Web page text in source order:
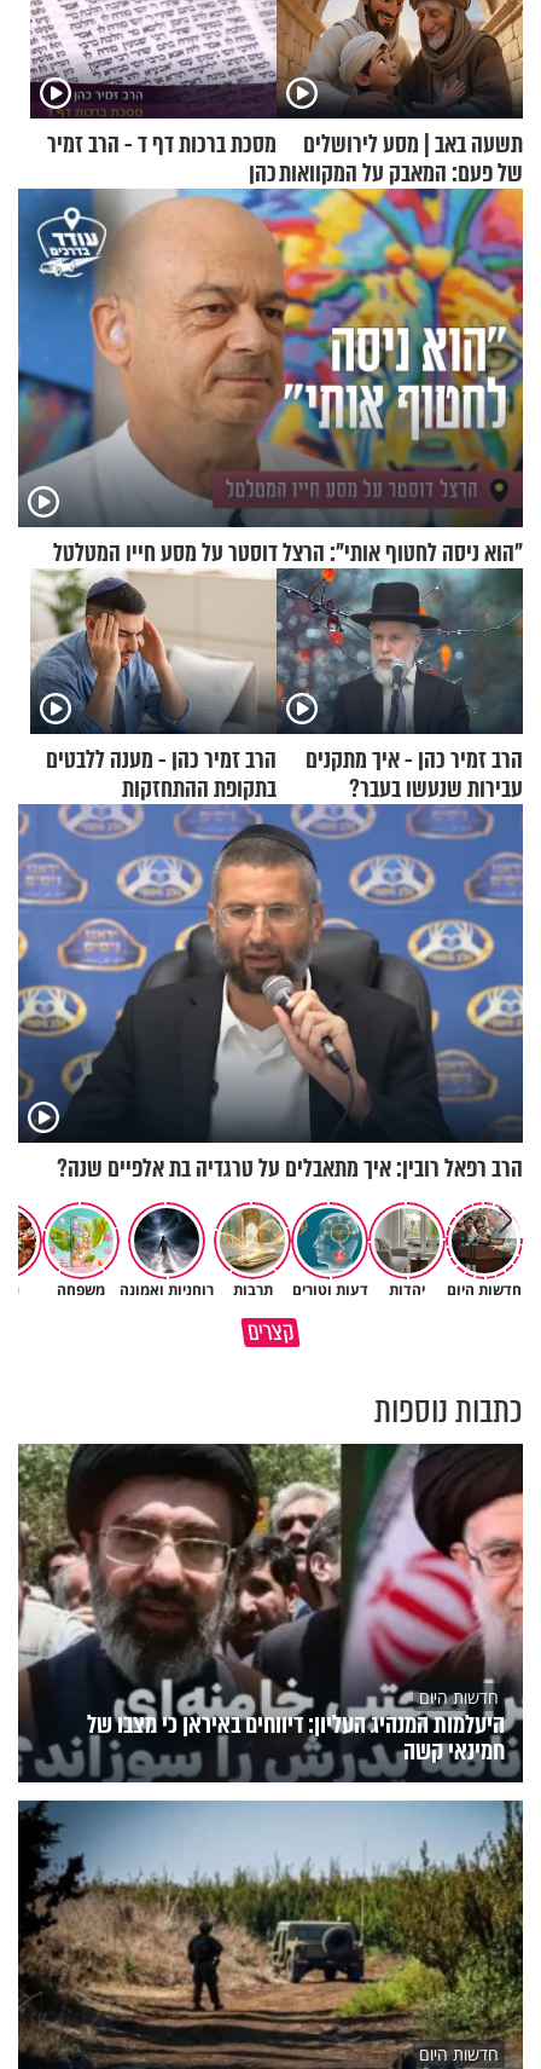
תשעה באב | מסע לירושלים
של פעם: המאבק על המקוואות
מסכת ברכות דף ד - הרב זמיר
כהן
"הוא ניסה לחטוף אותי": הרצל דוסטר על מסע חייו המטלטל
הרב זמיר כהן - איך מתקנים
עבירות שנעשו בעבר?
הרב זמיר כהן - מענה ללבטים
בתקופת ההתחזקות
הרב רפאל רובין: איך מתאבלים על טרגדיה בת אלפיים שנה?
חדשות היום יהדות דעות וטורים תרבות רוחניות ואמונה משפחה
קצריםמדוע האמונה נמשלה למלח?
גם ׳הרע׳ זה הרחמים של בורא
כתבות נוספות
חדשות היום
היעלמות המנהיג העליון: דיווחים באיראן כי מצבו של
חמינאי קשה
חדשות היום